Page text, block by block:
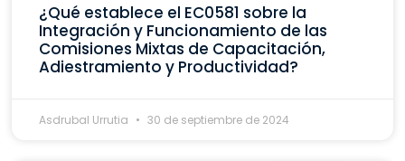
¿Qué establece el EC0581 sobre la
Integración y Funcionamiento de las
Comisiones Mixtas de Capacitación,
Adiestramiento y Productividad?
Asdrubal Urrutia 30 de septiembre de 2024